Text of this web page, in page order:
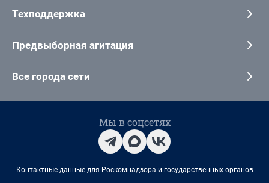
Техподдержка
Предвыборная агитация
Все города сети
Мы в соцсетях
Контактные данные для Роскомнадзора и государственных органов